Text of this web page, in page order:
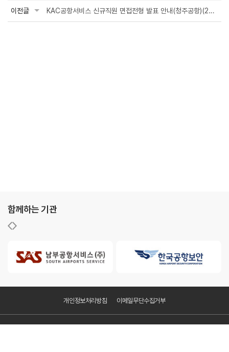
이전글 KAC공항서비스 신규직원 면접전형 발표 안내(청주공항)(2021.1.6.)
함께하는 기관
개인정보처리방침 이메일무단수집거부